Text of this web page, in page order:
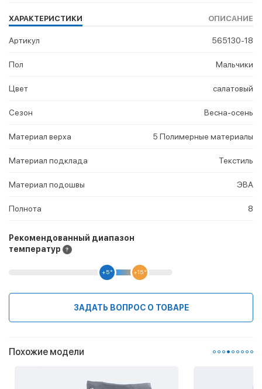
ХАРАКТЕРИСТИКИ ОПИСАНИЕ
Артикул 565130-18
Пол Мальчики
Цвет салатовый
Сезон Весна-осень
Материал верха 5 Полимерные материалы
Материал подклада Текстиль
Материал подошвы ЭВА
Полнота 8
Рекомендованный диапазон
температур
+5 ° +15 °
ЗАДАТЬ ВОПРОС О ТОВАРЕ
Похожие модели